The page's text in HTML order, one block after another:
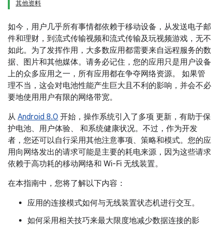
其他资料
如今，用户几乎所有事情都依赖于移动设备，从发送电子邮
件和理财，到流式传输视频和流式传输及玩视频游戏，无不
如此。为了发挥作用，大多数应用都需要来自远程服务的数
据、图片和其他媒体。请务必记住，您的应用只是用户设备
上的众多应用之一，所有应用都在争夺网络资源。 如果管
理不当，这会对电池性能产生巨大且不利的影响，并会不必
要地使用用户有限的网络带宽。
从 Android 8.0 开始，操作系统引入了多项 更新，有助于保
护电池、用户体验、 和系统健康状况。不过，作为开发
者，您还可以自行采用其他注意事项、策略和模式。您的应
用向网络发出的请求可能是主要的耗电来源，因为这些请求
依赖于高功耗的移动网络和 Wi-Fi 无线装置。
在本指南中，您将了解以下内容：
应用的连接模式如何与无线装置状态机进行交互。
如何采用相关技巧来最大限度地减少数据连接的影